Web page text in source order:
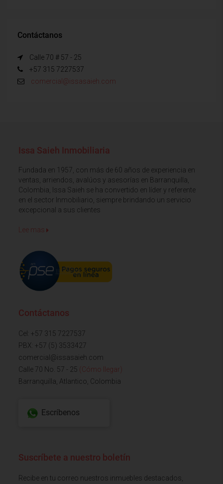
Contáctanos
Calle 70 # 57 - 25
+57 315 7227537
comercial@issasaieh.com
Issa Saieh Inmobiliaria
Fundada en 1957, con más de 60 años de experiencia en
ventas, arriendos, avalúos y asesorías en Barranquilla,
Colombia, Issa Saieh se ha convertido en líder y referente
en el sector Inmobiliario, siempre brindando un servicio
excepcional a sus clientes
Lee mas
Contáctanos
Cel: +57 315 7227537
PBX: +57 (5) 3533427
comercial@issasaieh.com
Calle 70 No. 57 - 25 (Cómo llegar)
Barranquilla, Atlantico, Colombia
Escríbenos
Suscríbete a nuestro boletín
Recibe en tu correo nuestros inmuebles destacados,